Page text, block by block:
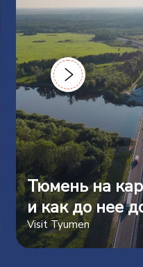
Тюмень на
и как до нее
Visit Tyumen